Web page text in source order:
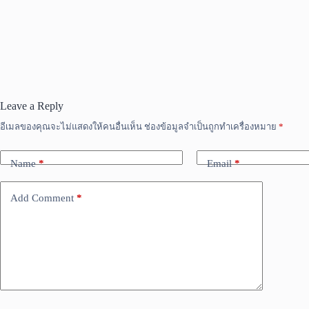
Leave a Reply
อีเมลของคุณจะไม่แสดงให้คนอื่นเห็น ช่องข้อมูลจำเป็นถูกทำเครื่องหมาย *
Name* Email*
Add Comment *